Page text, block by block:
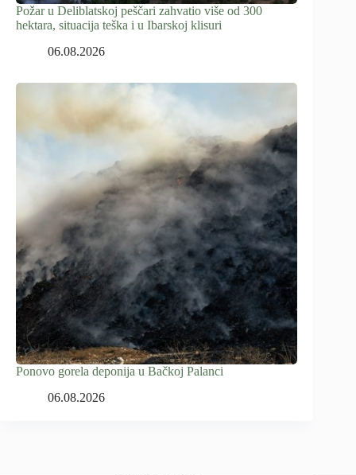
Požar u Deliblatskoj peščari zahvatio više od 300
hektara, situacija teška i u Ibarskoj klisuri
06.08.2026
Ponovo gorela deponija u Bačkoj Palanci
06.08.2026